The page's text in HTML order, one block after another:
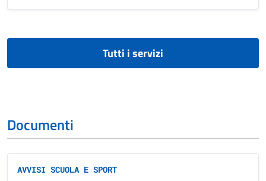
Tutti i servizi
Documenti
AVVISI SCUOLA E SPORT